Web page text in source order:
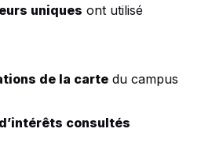
uniques ont utilisé
de la carte du campus
consultés